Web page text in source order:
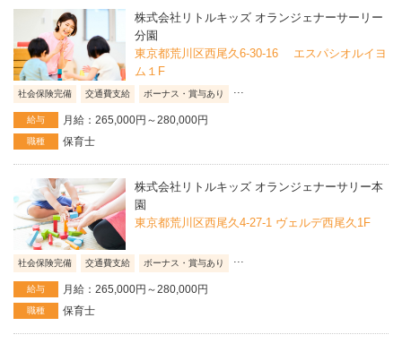
株式会社リトルキッズ オランジェナーサーリー
分園
東京都荒川区西尾久6-30-16 エスパシオルイヨ
ム１F
社会保険完備 交通費支給 ボーナス・賞与あり
給与 月給：265,000円～280,000円
職種 保育士
株式会社リトルキッズ オランジェナーサリー本
園
東京都荒川区西尾久4-27-1 ヴェルデ西尾久1F
社会保険完備 交通費支給 ボーナス・賞与あり
給与 月給：265,000円～280,000円
職種 保育士